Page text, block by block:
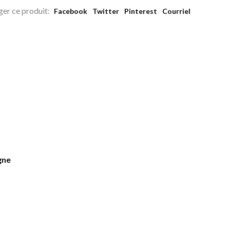
ce produit: Facebook Twitter Pinterest Courriel